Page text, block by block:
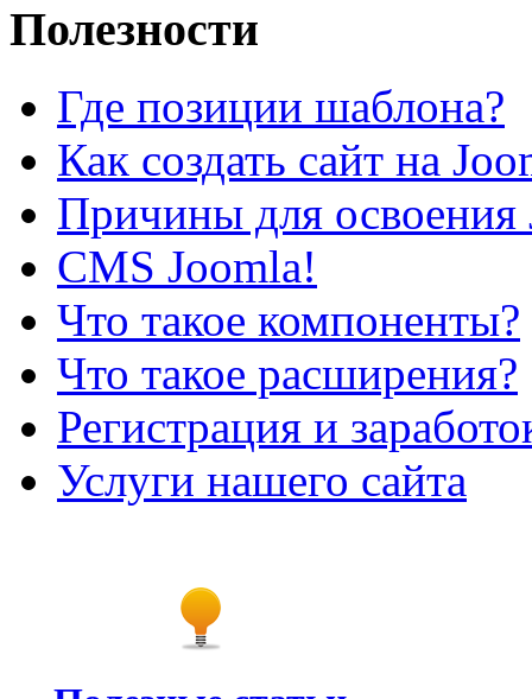
Полезности
Где позиции шаблона?
Как создать сайт на
Причины для освоения
CMS Joomla!
Что такое компоненты?
Что такое расширения?
Регистрация и
Услуги нашего сайта